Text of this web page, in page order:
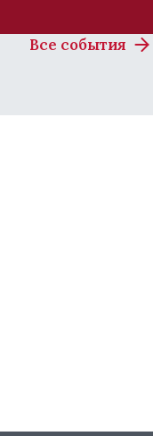
Все события